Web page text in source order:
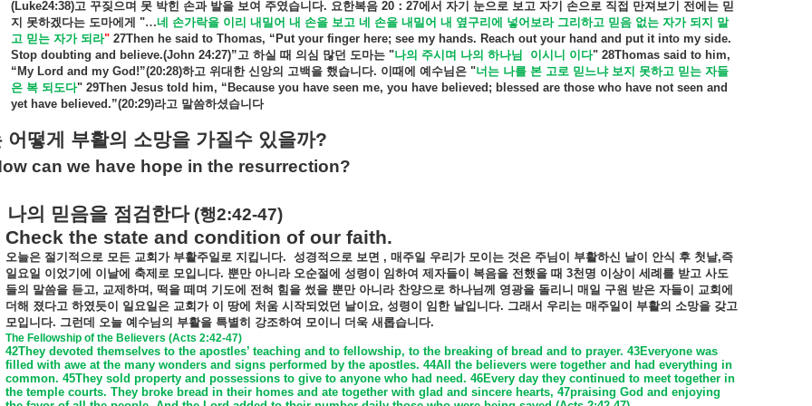
(Luke24:38)고 꾸짖으며 못 박힌 손과 발을 보여 주였습니다. 요한복음 20 ： 27에서 자기 눈으로 보고 자기 손으로 직접 만져보기 전에는 믿
지 못하겠다는 도마에게 "…네 손가락을 이리 내밀어 내 손을 보고 네 손을 내밀어 내 옆구리에 넣어보라 그리하고 믿음 없는 자가 되지 말
고 믿는 자가 되라" 27Then he said to Thomas, “Put your finger here; see my hands. Reach out your hand and put it into my side.
Stop doubting and believe.(John 24:27)”고 하실 때 의심 많던 도마는 "나의 주시며 나의 하나님 이시니 이다" 28Thomas said to him,
“My Lord and my God!”(20:28)하고 위대한 신앙의 고백을 했습니다. 이때에 예수님은 "너는 나를 본 고로 믿느냐 보지 못하고 믿는 자들
은 복 되도다" 29Then Jesus told him, “Because you have seen me, you have believed; blessed are those who have not seen and
yet have believed.”(20:29)라고 말씀하셨습니다
어떻게 부활의 소망을 가질수 있을까?
can we have hope in the resurrection?
나의 믿음을 점검한다(행2:42-47)
Check the state and condition of our faith.
오늘은 절기적으로 모든 교회가 부활주일로 지킵니다. 성경적으로 보면 , 매주일 우리가 모이는 것은 주님이 부활하신 날이 안식 후 첫날,즉
일요일 이었기에 이날에 축제로 모입니다. 뿐만 아니라 오순절에 성령이 임하여 제자들이 복음을 전했을 때 3천명 이상이 세례를 받고 사도
들의 말씀을 듣고, 교제하며 , 떡을 떼며 기도에 전혀 힘을 썼을 뿐만 아니라 찬양으로 하나님께 영광을 돌리니 매일 구원 받은 자들이
교회에
더해 졌다고 하였듯이 일요일은 교회가 이 땅에 처움 시작되었던 날이요, 성령이 임한 날입니다. 그래서 우리는 매주일이 부활의 소망을 갖고
모입니다. 그런데 오늘 예수님의 부활을 특별히 강조하여 모이니 더욱 새롭습니다.
The Fellowship of the Believers (Acts 2:42-47)
42They devoted themselves to the apostles’ teaching and to fellowship, to the breaking of bread and to prayer. 43Everyone was
filled with awe at the many wonders and signs performed by the apostles. 44All the believers were together and had everything in
common. 45They sold property and possessions to give to anyone who had need. 46Every day they continued to meet together in
the temple courts. They broke bread in their homes and ate together with glad and sincere hearts, 47praising God and enjoying